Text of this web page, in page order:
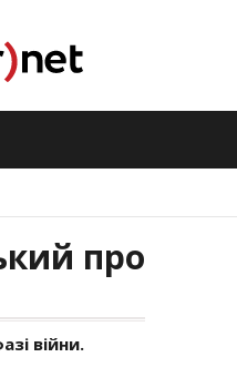
про
війни.